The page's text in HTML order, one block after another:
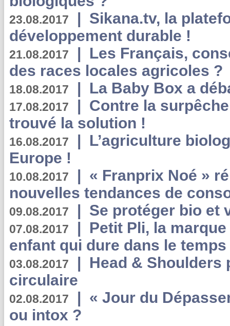
23.08.2017 | Sikana.tv, la
développement durable !
21.08.2017 | Les Français,
des races locales agricoles ?
18.08.2017 | La Baby Box a
17.08.2017 | Contre la
trouvé la solution !
16.08.2017 | L’agriculture
Europe !
10.08.2017 | « Franprix Noé »
nouvelles tendances de
09.08.2017 | Se protéger bio et
07.08.2017 | Petit Pli, la
enfant qui dure dans le temps
03.08.2017 | Head & Shoulders
circulaire
02.08.2017 | « Jour du
ou intox ?